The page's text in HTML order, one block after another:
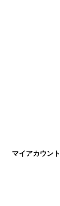
マイアカウント